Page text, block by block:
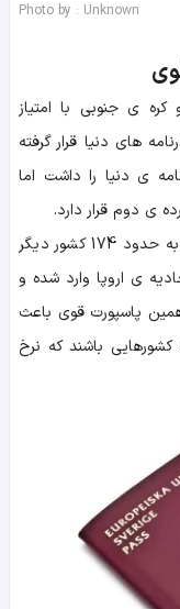
Photo by : Unknown
ی جنوبی با امتیاز
های دنیا قرار گرفته
ی دنیا را داشت اما
ی دوم قرار دارد.
شهروندان این دو کشور بدون ویزا می توانند به حدود 174 کشور دیگر
ی اروپا وارد شده و
پاسپورت قوی باعث
باشند که نرخ